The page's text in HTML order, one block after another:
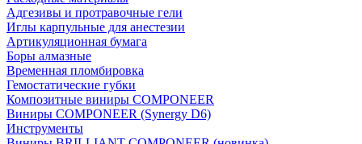
Адгезивы и протравочные гели
Иглы карпульные для анестезии
Артикуляционная бумага
Боры алмазные
Временная пломбировка
Гемостатические губки
Композитные виниры COMPONEER
Виниры COMPONEER (Synergy D6)
Инструменты